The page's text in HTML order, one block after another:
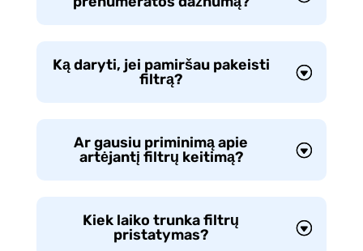
Ką daryti, jei pamiršau pakeisti
filtrą?
Ar gausiu priminimą apie
artėjantį filtrų keitimą?
Kiek laiko trunka filtrų
pristatymas?